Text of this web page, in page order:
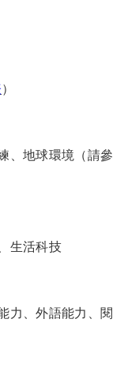
）
、地球環境（請參
生活科技
力、外語能力、閱